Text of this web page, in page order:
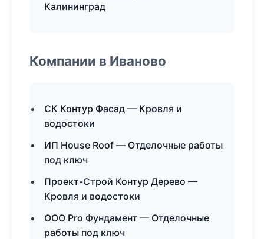
Калининград
Компании в Иваново
СК Контур Фасад — Кровля и
водостоки
ИП House Roof — Отделочные работы
под ключ
Проект-Строй Контур Дерево —
Кровля и водостоки
ООО Pro Фундамент — Отделочные
работы под ключ